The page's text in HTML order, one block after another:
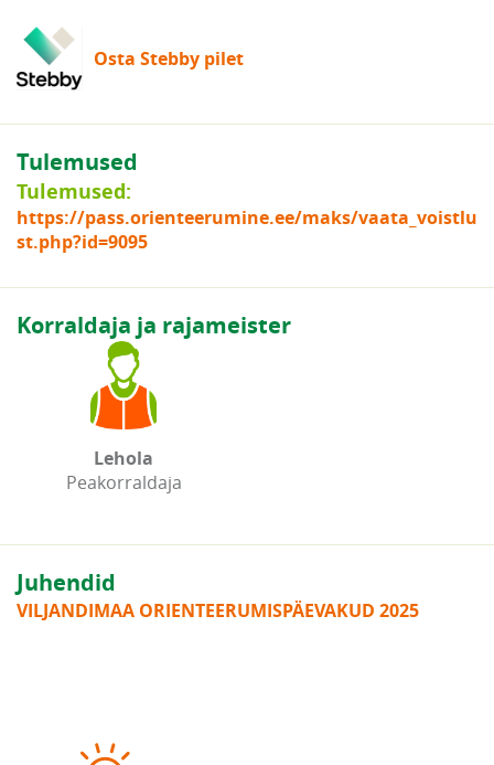
Osta Stebby pilet
Tulemused
Tulemused:
https://pass.orienteerumine.ee/maks/vaata_voistlu
st.php?id=9095
Korraldaja ja rajameister
Lehola
Peakorraldaja
Juhendid
VILJANDIMAA ORIENTEERUMISPÄEVAKUD 2025